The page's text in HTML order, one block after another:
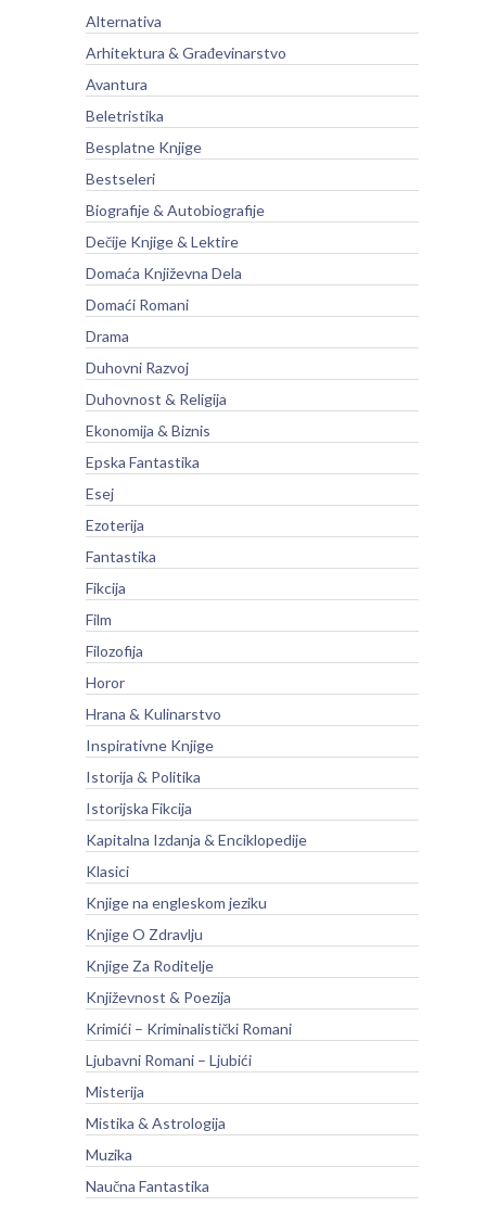
Alternativa
Arhitektura & Građevinarstvo
Avantura
Beletristika
Besplatne Knjige
Bestseleri
Biografije & Autobiografije
Dečije Knjige & Lektire
Domaća Književna Dela
Domaći Romani
Drama
Duhovni Razvoj
Duhovnost & Religija
Ekonomija & Biznis
Epska Fantastika
Esej
Ezoterija
Fantastika
Fikcija
Film
Filozofija
Horor
Hrana & Kulinarstvo
Inspirativne Knjige
Istorija & Politika
Istorijska Fikcija
Kapitalna Izdanja & Enciklopedije
Klasici
Knjige na engleskom jeziku
Knjige O Zdravlju
Knjige Za Roditelje
Književnost & Poezija
Krimići – Kriminalistički Romani
Ljubavni Romani – Ljubići
Misterija
Mistika & Astrologija
Muzika
Naučna Fantastika